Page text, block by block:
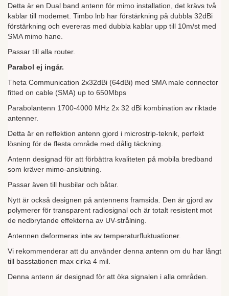
Detta är en Dual band antenn för mimo installation, det krävs två
kablar till modemet. Timbo lnb har förstärkning på dubbla 32dBi
förstärkning och evereras med dubbla kablar upp till 10m/st med
SMA mimo hane.
Passar till alla router.
Parabol ej ingår.
Theta Communication 2x32dBi (64dBi) med SMA male connector
fitted on cable (SMA) up to 650Mbps
Parabolantenn 1700-4000 MHz 2x 32 dBi kombination av riktade
antenner.
Detta är en reflektion antenn gjord i microstrip-teknik, perfekt
lösning för de flesta område med dålig täckning.
Antenn designad för att förbättra kvaliteten på mobila bredband
som kräver mimo-anslutning.
Passar även till husbilar och båtar.
Nytt är också designen på antennens framsida. Den är gjord av
polymerer för transparent radiosignal och är totalt resistent mot
de nedbrytande effekterna av UV-strålning.
Antennen deformeras inte av temperaturfluktuationer.
Vi rekommenderar att du använder denna antenn om du har långt
till basstationen max cirka 4 mil.
Denna antenn är designad för att öka signalen i alla områden.